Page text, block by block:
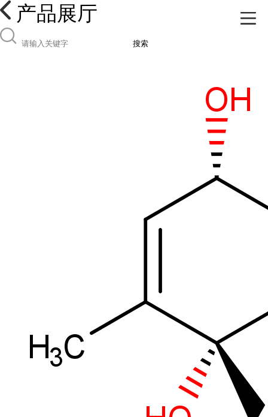
产品展厅
搜索